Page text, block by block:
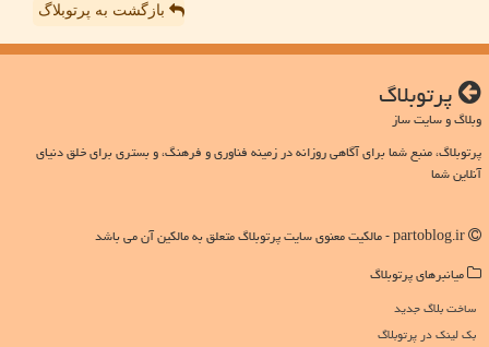
بازگشت به پرتوبلاگ
پرتوبلاگ
وبلاگ و سایت ساز
پرتوبلاگ، منبع شما برای آگاهی روزانه در زمینه فناوری و فرهنگ، و بستری برای خلق دنیای
آنلاین شما
میانبرهای پرتوبلاگ
ساخت بلاگ جدید
بک لینک در پرتوبلاگ